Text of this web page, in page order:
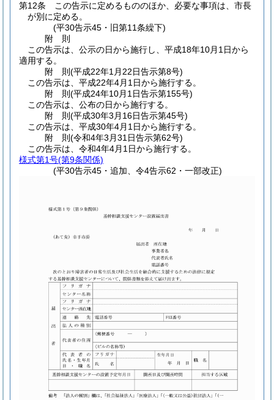
第12条
この告示に定めるもののほか、必要な事項は、市長
が別に定める。
(平30告示45・旧第11条繰下)
附 則
この告示は、公示の日から施行し、平成18年10月1日から
適用する。
附 則(平成22年1月22日告示第8号)
この告示は、平成22年4月1日から施行する。
附 則(平成24年10月1日告示第155号)
この告示は、公布の日から施行する。
附 則(平成30年3月16日告示第45号)
この告示は、平成30年4月1日から施行する。
附 則(令和4年3月31日告示第62号)
この告示は、令和4年4月1日から施行する。
様式第1号(第9条関係)
(平30告示45・追加、令4告示62・一部改正)